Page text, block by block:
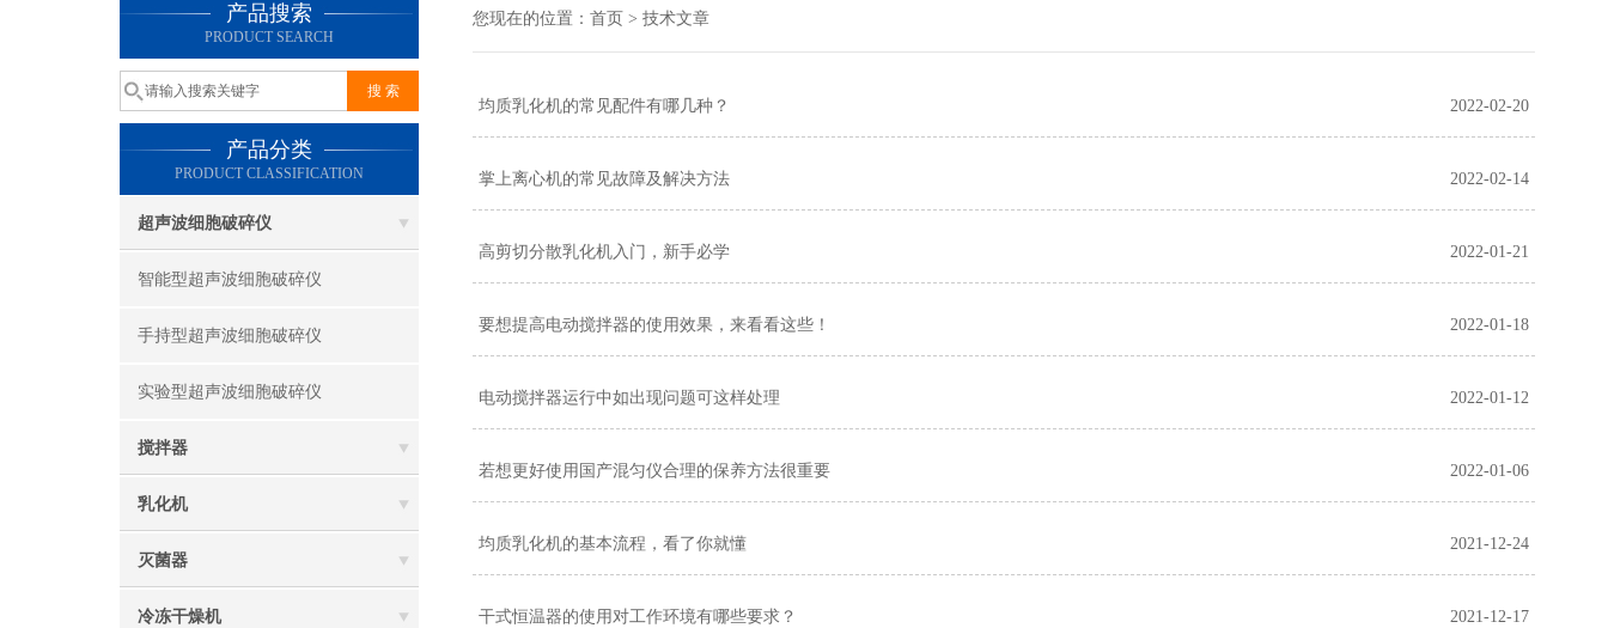
产品搜索
PRODUCT SEARCH
产品分类
PRODUCT CLASSIFICATION
超声波细胞破碎仪
智能型超声波细胞破碎仪
手持型超声波细胞破碎仪
实验型超声波细胞破碎仪
搅拌器
乳化机
灭菌器
冷冻干燥机
您现在的位置： 首页 > 技术文章
均质乳化机的常见配件有哪几种？ 2022-02-20
掌上离心机的常见故障及解决方法 2022-02-14
高剪切分散乳化机入门，新手必学 2022-01-21
要想提高电动搅拌器的使用效果，来看看这些！ 2022-01-18
电动搅拌器运行中如出现问题可这样处理 2022-01-12
若想更好使用国产混匀仪合理的保养方法很重要 2022-01-06
均质乳化机的基本流程，看了你就懂 2021-12-24
干式恒温器的使用对工作环境有哪些要求？ 2021-12-17